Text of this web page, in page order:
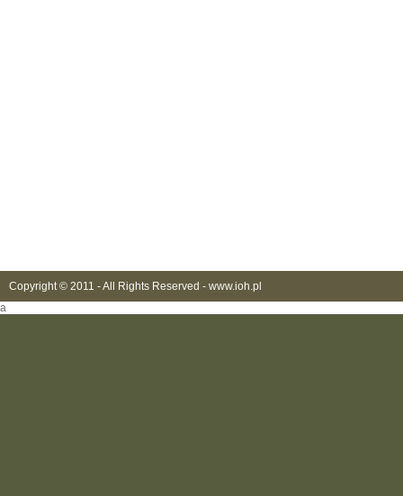
Copyright © 2011 - All Rights Reserved - www.ioh.pl
a